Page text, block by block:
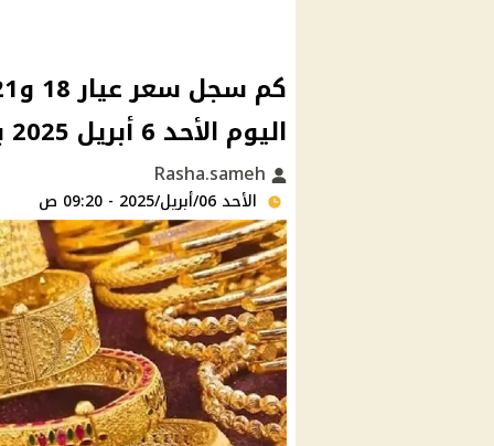
اليوم الأحد 6 أبريل 2025 بعد اخر انخفاض
الأحد 06/أبريل/2025 - 09:20 ص